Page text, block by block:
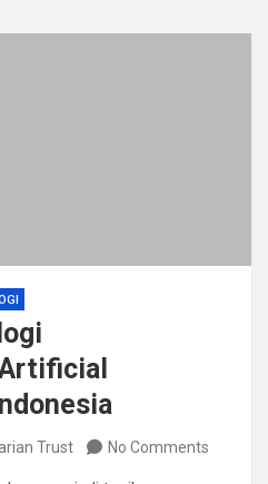
Trust No Comments